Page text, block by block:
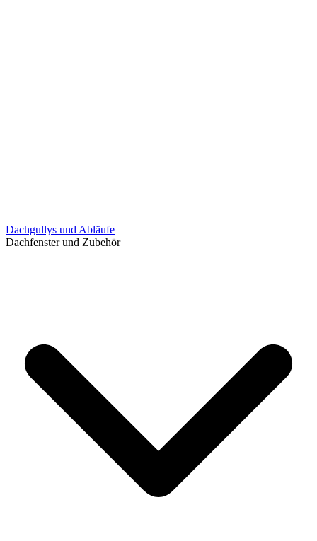
Dachgullys und Abläufe
Dachfenster und Zubehör